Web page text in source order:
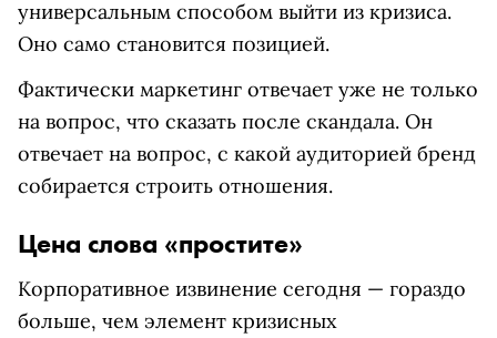
универсальным способом выйти из кризиса.
Оно само становится позицией.
Фактически маркетинг отвечает уже не только
на вопрос, что сказать после скандала. Он
отвечает на вопрос, с какой аудиторией бренд
собирается строить отношения.
Цена слова «простите»
Корпоративное извинение сегодня — гораздо
больше, чем элемент кризисных